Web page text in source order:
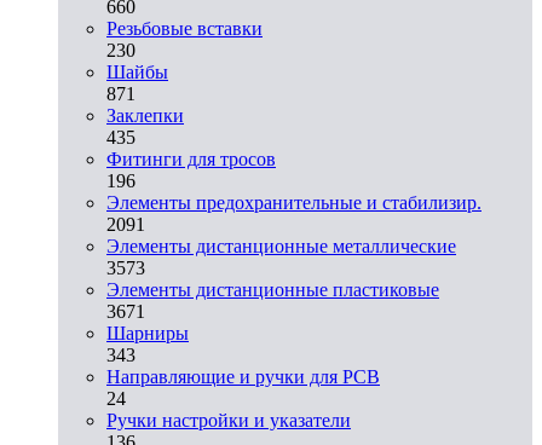
660
Резьбовые вставки
230
Шайбы
871
Заклепки
435
Фитинги для тросов
196
Элементы предохранительные и стабилизир.
2091
Элементы дистанционные металлические
3573
Элементы дистанционные пластиковые
3671
Шарниры
343
Направляющие и ручки для PCB
24
Ручки настройки и указатели